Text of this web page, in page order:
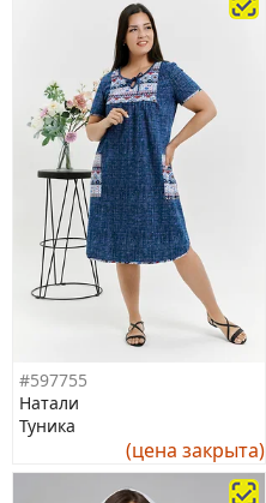
#597755
Натали
Туника
(цена закрыта)